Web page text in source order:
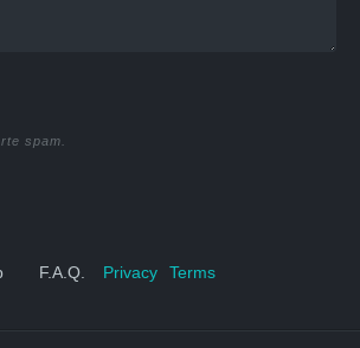
spam.
F.A.Q. Privacy Terms